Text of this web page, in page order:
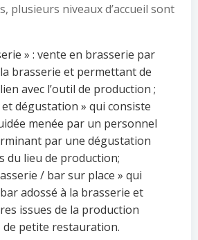
plusieurs niveaux d’accueil sont
» : vente en brasserie par
brasserie et permettant de
avec l’outil de production ;
et dégustation » qui consiste
menée par un personnel
par une dégustation
du lieu de production;
/ bar sur place » qui
adossé à la brasserie et
issues de la production
de petite restauration.